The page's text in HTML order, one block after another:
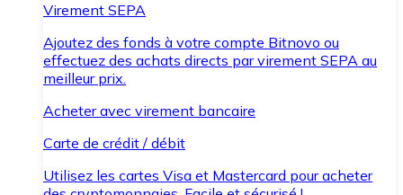
Virement SEPA
Ajoutez des fonds à votre compte Bitnovo ou
effectuez des achats directs par virement SEPA au
meilleur prix.
Acheter avec virement bancaire
Carte de crédit / débit
Utilisez les cartes Visa et Mastercard pour acheter